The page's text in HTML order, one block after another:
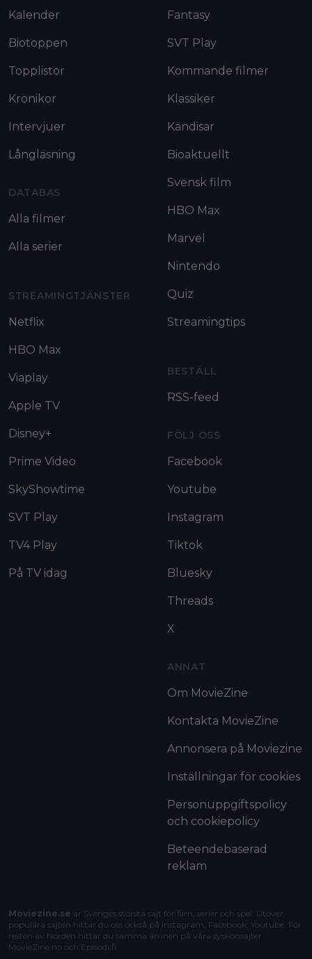
Kalender
Biotoppen
Topplistor
Krönikor
Intervjuer
Långläsning
DATABAS
Alla filmer
Alla serier
STREAMINGTJÄNSTER
Netflix
HBO Max
Viaplay
Apple TV
Disney+
Prime Video
SkyShowtime
SVT Play
TV4 Play
På TV idag
Fantasy
SVT Play
Kommande filmer
Klassiker
Kändisar
Bioaktuellt
Svensk film
HBO Max
Marvel
Nintendo
Quiz
Streamingtips
BESTÄLL
RSS-feed
FÖLJ OSS
Facebook
Youtube
Instagram
Tiktok
Bluesky
Threads
X
ANNAT
Om MovieZine
Kontakta MovieZine
Annonsera på Moviezine
Inställningar för cookies
Personuppgiftspolicy
och cookiepolicy
Beteendebaserad
reklam
Moviezine.se är Sveriges största sajt för film, serier och spel. Utöver
populära sajten hittar du oss också på Instagram, Facebook, Youtube. För
resten av Norden hittar du samma ämnen på våra syskonsajter
MovieZine.no och Episodi.fi